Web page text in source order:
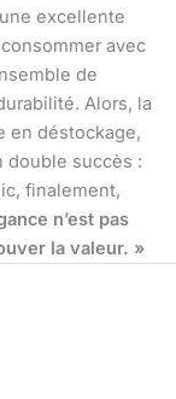
excellente
avec
de
Alors, la
en déstockage,
double succès :
finalement,
n’est pas
la valeur. »